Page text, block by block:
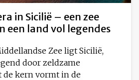
in Sicilië – een zee
een land vol legendes
Zee ligt Sicilië,
door zeldzame
de kern vormt in de